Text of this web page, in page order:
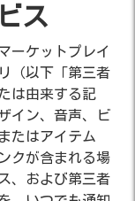
ス
ーケットプレイ
（以下「第三者
は由来する記
イン、音声、ビ
たはアイテム
クが含まれる場
、および第三者